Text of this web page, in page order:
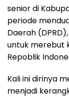
senior di
periode
Daerah
untuk merebut
Repoblik
Kali ini dirinya
menjadi